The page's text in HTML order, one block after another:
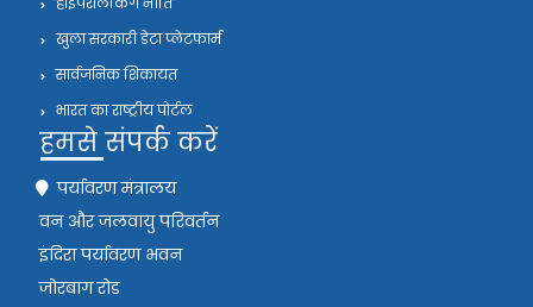
खुला सरकारी डेटा प्लेटफार्म
सार्वजनिक शिकायत
भारत का राष्ट्रीय पोर्टल
हमसे संपर्क करें
पर्यावरण मंत्रालय
वन और जलवायु परिवर्तन
इंदिरा पर्यावरण भवन
जोरबाग रोड